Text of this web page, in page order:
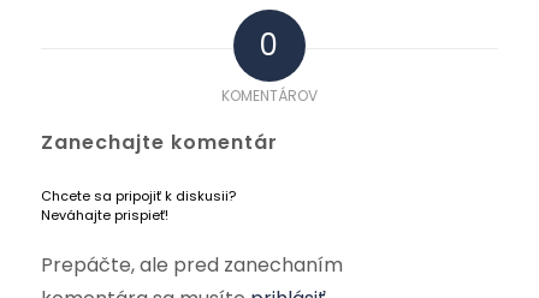
0
KOMENTÁROV
Zanechajte komentár
Chcete sa pripojiť k diskusii?
Neváhajte prispieť!
Prepáčte, ale pred zanechaním